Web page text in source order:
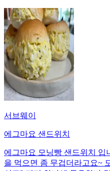
서브웨이
에그마요 샌드위치
에그마요 모닝빵 샌드위치 입
을 먹으면 좀 무겁더라고요~